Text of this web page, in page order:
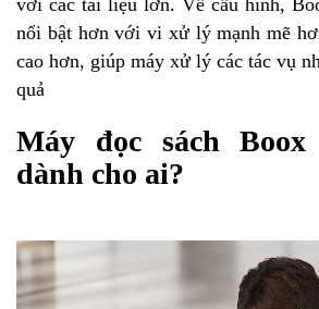
với các tài liệu lớn. Về cấu hình,
nổi bật hơn với vi xử lý mạnh mẽ
cao hơn, giúp máy xử lý các tác vụ
quả
Máy đọc sách
dành cho ai?